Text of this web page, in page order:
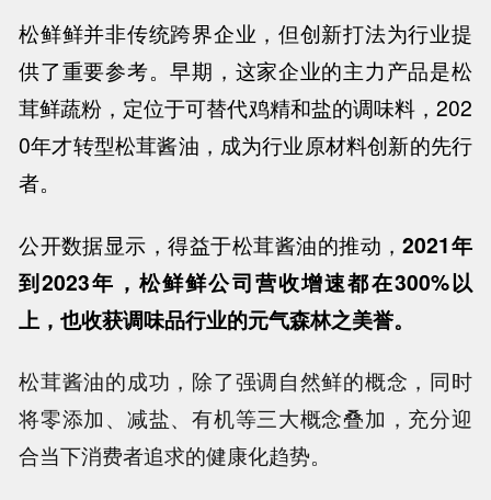
松鲜鲜并非传统跨界企业，但创新打法为行业提
供了重要参考。早期，这家企业的主力产品是松
茸鲜蔬粉，定位于可替代鸡精和盐的调味料， 202
0年才转型松茸酱油，成为行业原材料创新的先行
者。
公开数据显示，得益于松茸酱油的推动，2021年
到2023年，松鲜鲜公司营收增速都在300%以
上，也收获调味品行业的元气森林之美誉。
松茸酱油的成功，除了强调自然鲜的概念，同时
将零添加、减盐、有机等三大概念叠加，充分迎
合当下消费者追求的健康化趋势。